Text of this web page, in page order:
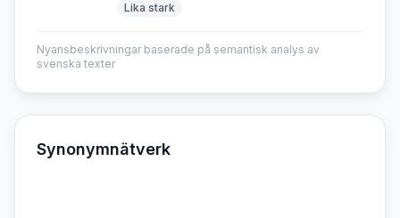
Lika stark
Nyansbeskrivningar baserade på semantisk analys av
svenska texter
Synonymnätverk